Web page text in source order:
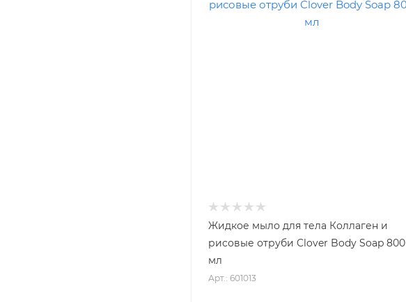
Жидкое мыло для тела Коллаген и
рисовые отруби Clover Body Soap 800
мл
Арт.: 601013